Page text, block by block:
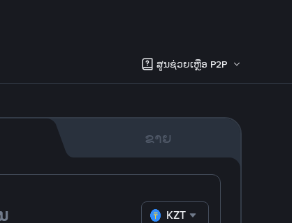
ສູນຊ່ວຍເຫຼືອ P2P
ຂາຍ
KZT